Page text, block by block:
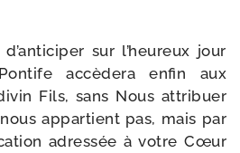
sur l’heu­reux jour
accè­de­ra enfin aux
Fils, sans Nous attri­buer
appar­tient pas, mais par
adres­sée à votre Cœur